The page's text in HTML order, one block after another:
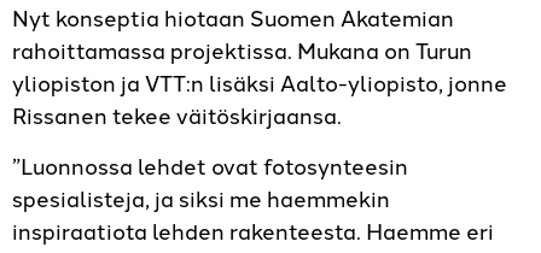
Nyt konseptia hiotaan Suomen Akatemian
rahoittamassa projektissa. Mukana on Turun
yliopiston ja VTT:n lisäksi Aalto-yliopisto, jonne
Rissanen tekee väitöskirjaansa.
”Luonnossa lehdet ovat fotosynteesin
spesialisteja, ja siksi me haemmekin
inspiraatiota lehden rakenteesta. Haemme eri